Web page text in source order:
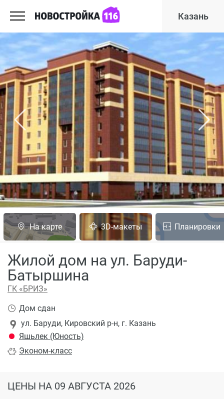
Казань
На карте 3D-макеты Планировки
Жилой дом на ул. Баруди-
Батыршина
ГК «БРИЗ»
Эконом-класс
ул. Баруди, Кировский р-н, г. Казань
Яшьлек (Юность)
Дом сдан
ЦЕНЫ НА 09 АВГУСТА 2026